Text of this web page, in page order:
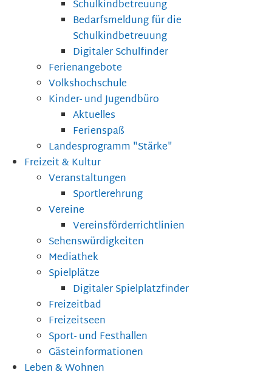
Schulkindbetreuung
Bedarfsmeldung für die
Schulkindbetreuung
Digitaler Schulfinder
Ferienangebote
Volkshochschule
Kinder- und Jugendbüro
Aktuelles
Ferienspaß
Landesprogramm "Stärke"
Freizeit & Kultur
Veranstaltungen
Sportlerehrung
Vereine
Vereinsförderrichtlinien
Sehenswürdigkeiten
Mediathek
Spielplätze
Digitaler Spielplatzfinder
Freizeitbad
Freizeitseen
Sport- und Festhallen
Gästeinformationen
Leben & Wohnen